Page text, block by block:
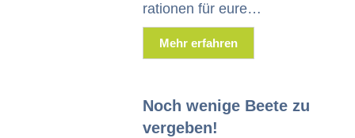
ra­tio­nen für eure…
Mehr erfahren
Noch wenige Beete zu
vergeben!